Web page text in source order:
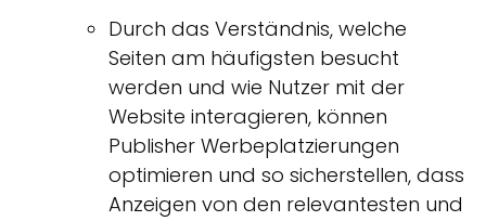
Durch das Verständnis, welche
Seiten am häufigsten besucht
werden und wie Nutzer mit der
Website interagieren, können
Publisher Werbeplatzierungen
optimieren und so sicherstellen, dass
Anzeigen von den relevantesten und